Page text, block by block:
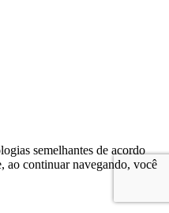
semelhantes de acordo
ao continuar navegando, você